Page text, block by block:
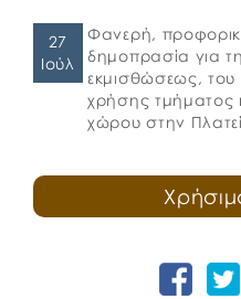
27
Ιούλ
Φανερή,
δημοπρασία για
εκμισθώσεως, του
χρήσης τμήματος
χώρου στην